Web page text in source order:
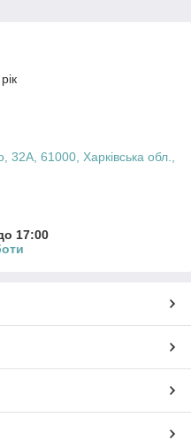
32А, 61000, Харківська обл.,
17:00